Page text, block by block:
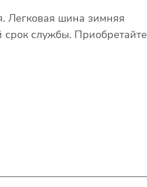
Легковая шина зимняя
службы. Приобретайте